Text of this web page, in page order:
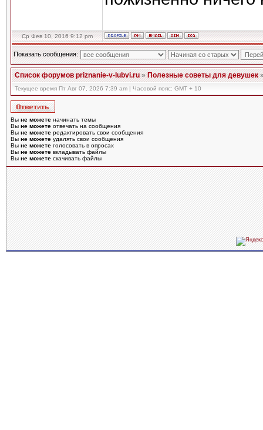
Ср Фев 10, 2016 9:12 pm
Показать сообщения:
Список форумов priznanie-v-lubvi.ru»Полезные советы для девушек
Текущее время Пт Авг 07, 2026 7:39 am | Часовой пояс: GMT + 10
Вы не можете начинать темы
Вы не можете отвечать на сообщения
Вы не можете редактировать свои сообщения
Вы не можете удалять свои сообщения
Вы не можете голосовать в опросах
Вы не можете вкладывать файлы
Вы не можете скачивать файлы